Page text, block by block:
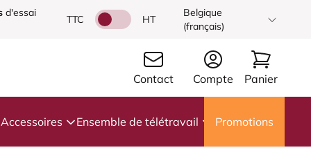
d'essai
TTC HT
Belgique
(français)
Contact Compte Panier
Accessoires Ensemble de télétravail Promotions